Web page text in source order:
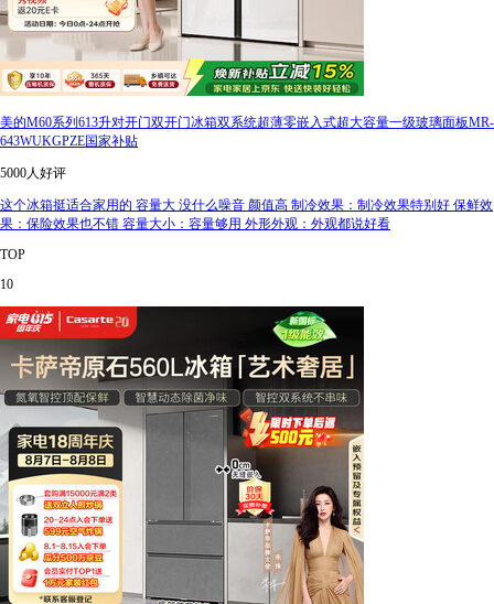
美的M60系列613升对开门双开门冰箱双系统超薄零嵌入式超大容量一级玻璃面板MR-
643WUKGPZE国家补贴
5000人好评
这个冰箱挺适合家用的 容量大 没什么噪音 颜值高 制冷效果：制冷效果特别好 保鲜效
果：保险效果也不错 容量大小：容量够用 外形外观：外观都说好看
TOP
10